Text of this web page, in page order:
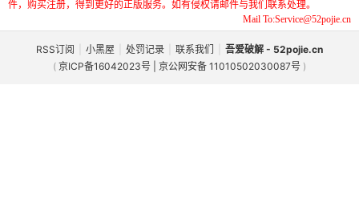
件，购买注册，得到更好的正版服务。如有侵权请邮件与我们联系处理。
Mail To:Service@52pojie.cn
RSS订阅 小黑屋 处罚记录 联系我们
吾爱破解 - 52pojie.cn
( 京ICP备16042023号 | 京公网安备 11010502030087号 )